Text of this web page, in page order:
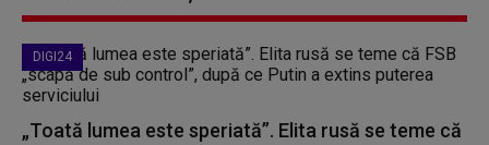
DIGI24
„Toată lumea este speriată”. Elita rusă se teme că